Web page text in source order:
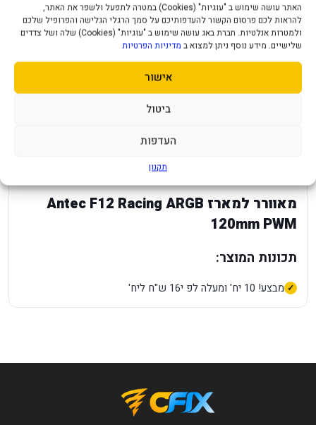
האתר עושה שימוש ב "עוגיות" (Cookies) במטרה לתפעל ולשפר את האתר,
להראות לכם פרסום הקשור להעדפותיכם על סמך הרגלי הגלישה והפרופיל שלכם
ולמטרות אנלטיות. חברת באג עושה שימוש ב "עוגיות" (Cookies) שלה ושל צדדים
שלישיים. מידע נוסף ניתן למצוא ב מדיניות הפרטיות
אישור
ביטול
העדפות
תקנון
תמיכה ושירות
מענה מהיר ומקצועי
תשלום מאובטח
תקן SSL מאובטח
מאוורר למארז Antec F12 Racing ARGB
120mm PWM
תכונות המוצר:
מבצע! 10 יח' ומעלה לפ י16 ש"ח ליח'